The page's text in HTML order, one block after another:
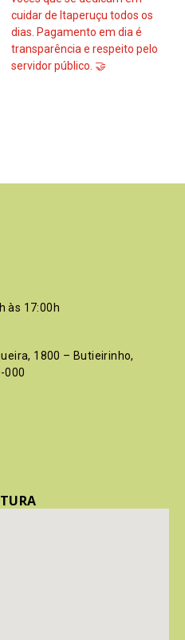
às 17:00h
1800 – Butieirinho,
000